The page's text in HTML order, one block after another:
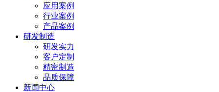
应用案例
行业案例
产品案例
研发制造
研发实力
客户定制
精密制造
品质保障
新闻中心